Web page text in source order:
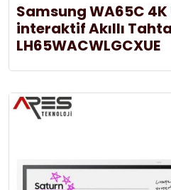
Samsung WA65C 4K
interaktif Akıllı
LH65WACWLGCXUE